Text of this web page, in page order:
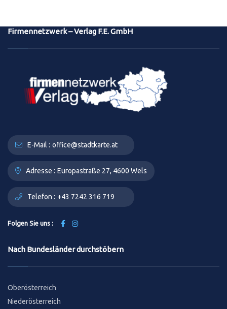
Firmennetzwerk – Verlag F.E. GmbH
E-Mail : office@stadtkarte.at
Adresse : Europastraße 27, 4600 Wels
Telefon : +43 7242 316 719
Folgen Sie uns :
Nach Bundesländer durchstöbern
Oberösterreich
Niederösterreich